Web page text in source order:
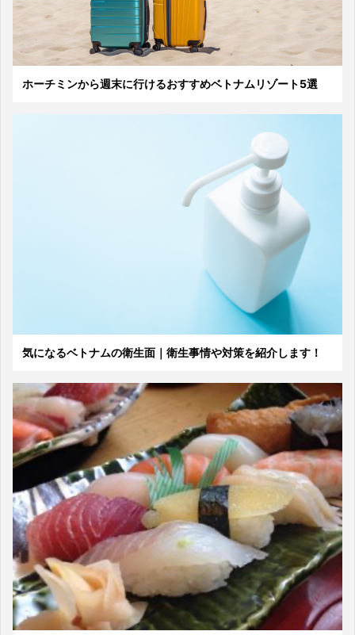
ホーチミンから週末に行けるおすすめベトナムリゾート5選
気になるベトナムの衛生面｜衛生事情や対策を紹介します！